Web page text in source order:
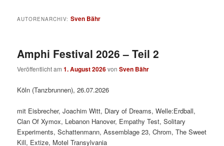
AUTORENARCHIV:Sven Bähr
Amphi Festival 2026 – Teil 2
Veröffentlicht am1. August 2026vonSven Bähr
Köln (Tanzbrunnen), 26.07.2026
mit Eisbrecher, Joachim Witt, Diary of Dreams, Welle:Erdball,
Clan Of Xymox, Lebanon Hanover, Empathy Test, Solitary
Experiments, Schattenmann, Assemblage 23, Chrom, The Sweet
Kill, Extize, Motel Transylvania